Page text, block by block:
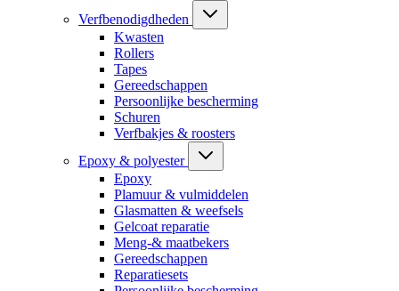
Verfbenodigdheden
Kwasten
Rollers
Tapes
Gereedschappen
Persoonlijke bescherming
Schuren
Verfbakjes & roosters
Epoxy & polyester
Epoxy
Plamuur & vulmiddelen
Glasmatten & weefsels
Gelcoat reparatie
Meng-& maatbekers
Gereedschappen
Reparatiesets